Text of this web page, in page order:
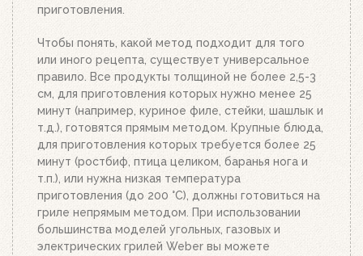
приготовления.
Чтобы понять, какой метод подходит для того
или иного рецепта, существует универсальное
правило. Все продукты толщиной не более 2,5-3
см, для приготовления которых нужно менее 25
минут (например, куриное филе, стейки, шашлык и
т.д.), готовятся прямым методом. Крупные блюда,
для приготовления которых требуется более 25
минут (ростбиф, птица целиком, баранья нога и
т.п.), или нужна низкая температура
приготовления (до 200 °C), должны готовиться на
гриле непрямым методом. При использовании
большинства моделей угольных, газовых и
электрических грилей Weber вы можете